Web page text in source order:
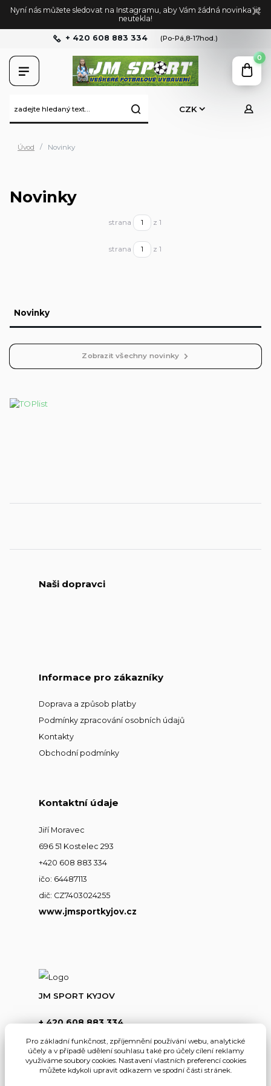
Nyní nás můžete sledovat na Instagramu, aby Vám žádná novinka již
neutekla!
CZK
+ 420 608 883 334 (Po-Pá,8-17hod.)
0
Úvod Novinky
Novinky
Zobrazit všechny novinky
Novinky
strana z 1
strana z 1
Naši dopravci
Informace pro zákazníky
Doprava a způsob platby
Podmínky zpracování osobních údajů
Kontakty
Obchodní podmínky
Kontaktní údaje
Jiří Moravec
696 51 Kostelec 293
+420 608 883 334
ičo: 64487113
dič: CZ7403024255
www.jmsportkyjov.cz
JM SPORT KYJOV
+ 420 608 883 334
info@jmsportkyjov.cz
Pro základní funkčnost, zpříjemnění používání webu, analytické
účely a v případě udělení souhlasu také pro účely cílení reklamy
využíváme soubory cookies. Nastavení vlastních preferencí cookies
můžete kdykoli upravit odkazem ve spodní části stránek.